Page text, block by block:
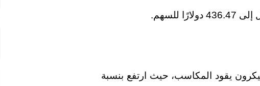
100 نسبة 0.40%، وكان ميكرون يقود المكاسب، حيث ارتفع بنسبة